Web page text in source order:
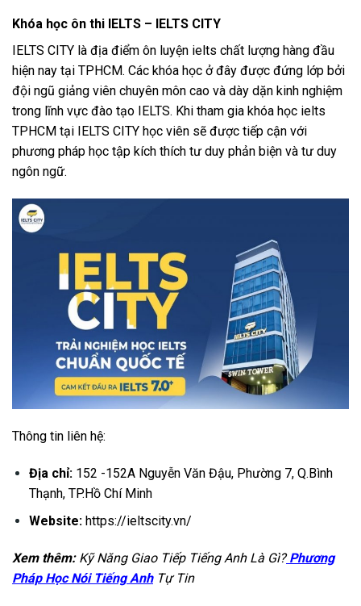
Khóa học ôn thi IELTS – IELTS CITY
IELTS CITY là địa điểm ôn luyện ielts chất lượng hàng đầu
hiện nay tại TPHCM. Các khóa học ở đây được đứng lớp bởi
đội ngũ giảng viên chuyên môn cao và dày dặn kinh nghiệm
trong lĩnh vực đào tạo IELTS. Khi tham gia khóa học ielts
TPHCM tại IELTS CITY học viên sẽ được tiếp cận với
phương pháp học tập kích thích tư duy phản biện và tư duy
ngôn ngữ.
Thông tin liên hệ:
Địa chỉ:152 -152A Nguyễn Văn Đậu, Phường 7, Q.Bình
Thạnh, TP.Hồ Chí Minh
Website:https://ieltscity.vn/
Xem thêm: Kỹ Năng Giao Tiếp Tiếng Anh Là Gì?Phương
Pháp Học Nói Tiếng Anh Tự Tin